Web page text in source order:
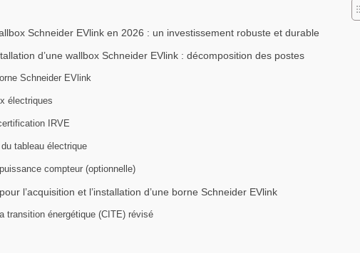
Schneider EVlink en 2026 : un investissement robuste et durable
d’une wallbox Schneider EVlink : décomposition des postes
Schneider EVlink
électriques
IRVE
tableau électrique
compteur (optionnelle)
l’acquisition et l’installation d’une borne Schneider EVlink
transition énergétique (CITE) révisé